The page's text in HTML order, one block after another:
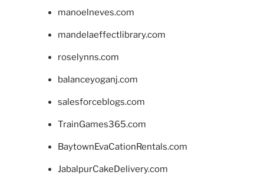
manoelneves.com
mandelaeffectlibrary.com
roselynns.com
balanceyoganj.com
salesforceblogs.com
TrainGames365.com
BaytownEvaCationRentals.com
JabalpurCakeDelivery.com